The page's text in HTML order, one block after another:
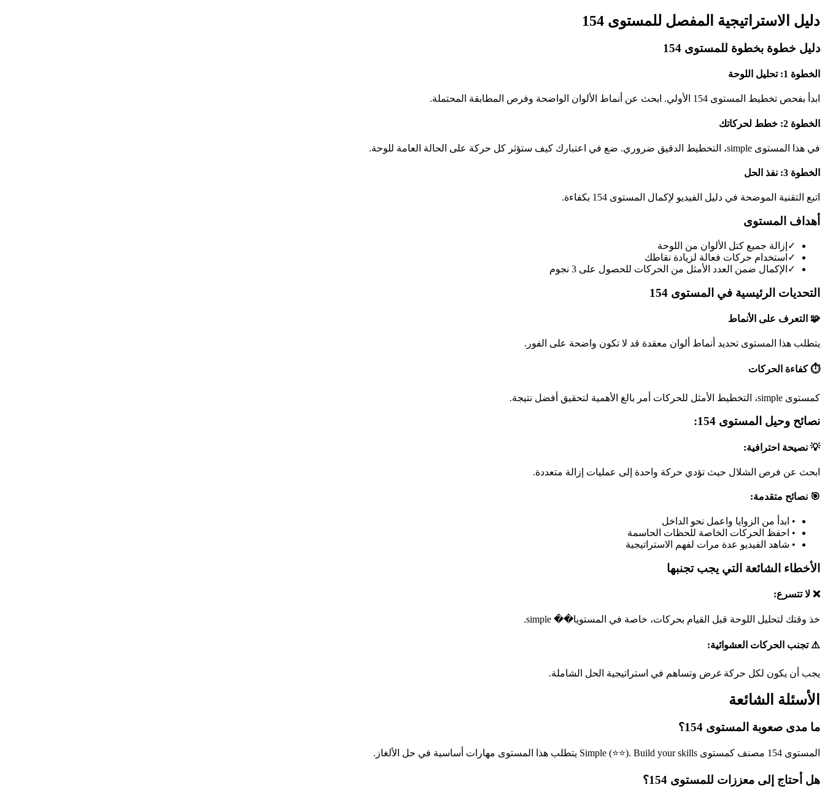
دليل الاستراتيجية المفصل للمستوى 154
دليل خطوة بخطوة للمستوى 154
الخطوة 1: تحليل اللوحة
ابدأ بفحص تخطيط المستوى 154 الأولي. ابحث عن أنماط الألوان الواضحة وفرص المطابقة المحتملة.
الخطوة 2: خطط لحركاتك
في هذا المستوى simple، التخطيط الدقيق ضروري. ضع في اعتبارك كيف ستؤثر كل حركة على الحالة العامة للوحة.
الخطوة 3: نفذ الحل
اتبع التقنية الموضحة في دليل الفيديو لإكمال المستوى 154 بكفاءة.
أهداف المستوى
✓ إزالة جميع كتل الألوان من اللوحة
✓ استخدام حركات فعالة لزيادة نقاطك
✓ الإكمال ضمن العدد الأمثل من الحركات للحصول على 3 نجوم
التحديات الرئيسية في المستوى 154
🧩 التعرف على الأنماط
يتطلب هذا المستوى تحديد أنماط ألوان معقدة قد لا تكون واضحة على الفور.
⏱️ كفاءة الحركات
كمستوى simple، التخطيط الأمثل للحركات أمر بالغ الأهمية لتحقيق أفضل نتيجة.
نصائح وحيل المستوى 154:
💡 نصيحة احترافية:
ابحث عن فرص الشلال حيث تؤدي حركة واحدة إلى عمليات إزالة متعددة.
🎯 نصائح متقدمة:
• ابدأ من الزوايا واعمل نحو الداخل
• احفظ الحركات الخاصة للحظات الحاسمة
• شاهد الفيديو عدة مرات لفهم الاستراتيجية
الأخطاء الشائعة التي يجب تجنبها
❌ لا تتسرع:
خذ وقتك لتحليل اللوحة قبل القيام بحركات، خاصة في المستويا�� simple.
⚠️ تجنب الحركات العشوائية:
يجب أن يكون لكل حركة غرض وتساهم في استراتيجية الحل الشاملة.
الأسئلة الشائعة
ما مدى صعوبة المستوى 154؟
المستوى 154 مصنف كمستوى Simple (⭐⭐). Build your skills يتطلب هذا المستوى مهارات أساسية في حل الألغاز.
هل أحتاج إلى معززات للمستوى 154؟